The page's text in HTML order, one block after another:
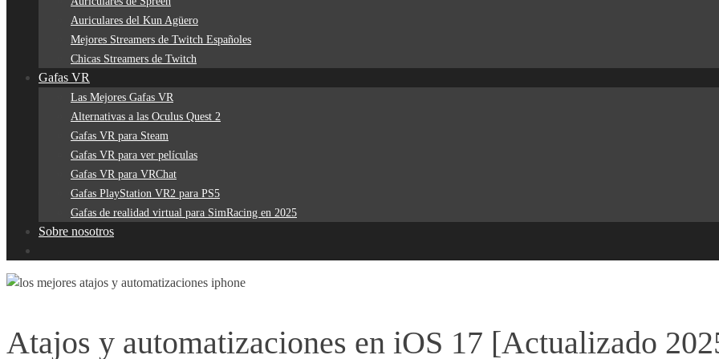
Auriculares del Kun Agüero
Mejores Streamers de Twitch Españoles
Chicas Streamers de Twitch
Gafas VR
Las Mejores Gafas VR
Alternativas a las Oculus Quest 2
Gafas VR para Steam
Gafas VR para ver películas
Gafas VR para VRChat
Gafas PlayStation VR2 para PS5
Gafas de realidad virtual para SimRacing en 2025
Sobre nosotros
Atajos y automatizaciones en iOS 17 [Actualizado